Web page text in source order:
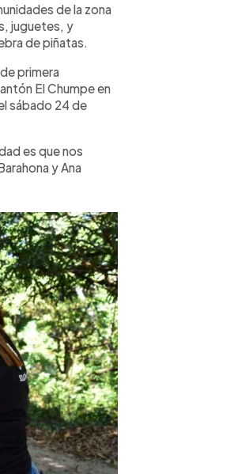
de la zona
juguetes, y
de piñatas.
primera
El Chumpe en
sábado 24 de
es que nos
y Ana